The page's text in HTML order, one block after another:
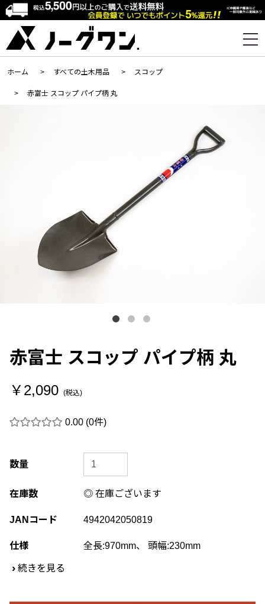
ホーム > すべての土木用品 > スコップ
> 赤富士 スコップ パイプ柄 丸
赤富士 スコップ パイプ柄 丸
￥2,090 (税込)
0.00 (0件)
数量
在庫数 ◎ 在庫ございます
JANコード 4942042050819
仕様 全長:970mm、 頭幅:230mm
› 続きを見る